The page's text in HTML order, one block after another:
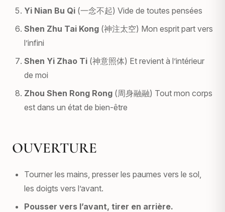
Yi Nian Bu Qi (一念不起) Vide de toutes pensées
Shen Zhu Tai Kong (神注太空) Mon esprit part vers
l’infini
Shen Yi Zhao Ti (神意照体) Et revient à l’intérieur
de moi
Zhou Shen Rong Rong (周身融融) Tout mon corps
est dans un état de bien-être
OUVERTURE
Tourner les mains, presser les paumes vers le sol,
les doigts vers l’avant.
Pousser vers l’avant, tirer en arrière.